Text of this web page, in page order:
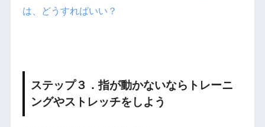
は、どうすればいい？
ステップ３．指が動かないならトレーニ
ングやストレッチをしよう